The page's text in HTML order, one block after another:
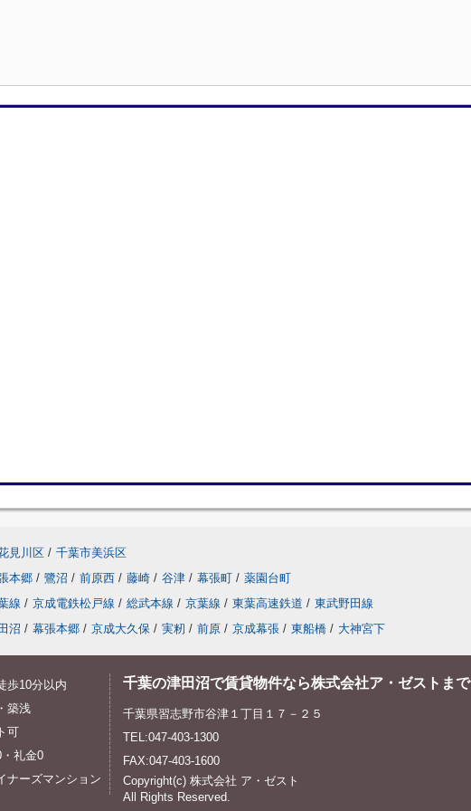
見川区 / 千葉市美浜区
本郷 / 鷺沼 / 前原西 / 藤崎 / 谷津 / 幕張町 / 薬園台町
線 / 京成電鉄松戸線 / 総武本線 / 京葉線 / 東葉高速鉄道 / 東武野田線
沼 / 幕張本郷 / 京成大久保 / 実籾 / 前原 / 京成幕張 / 東船橋 / 大神宮下
歩10分以内
築浅
可
礼金0
ナーズマンション
千葉の津田沼で賃貸物件なら株式会社ア・ゼストまで
千葉県習志野市谷津１丁目１７－２５
TEL:047-403-1300
FAX:047-403-1600
Copyright(c) 株式会社 ア・ゼスト
All Rights Reserved.